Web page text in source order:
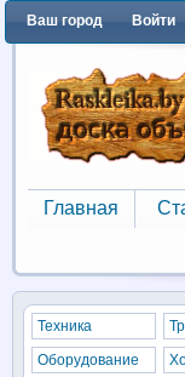
Ваш город Войти
Главная
Главная
Техника
Оборудование